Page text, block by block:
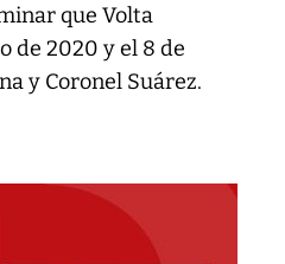
que Volta
de 2020 y el 8 de
y Coronel Suárez.